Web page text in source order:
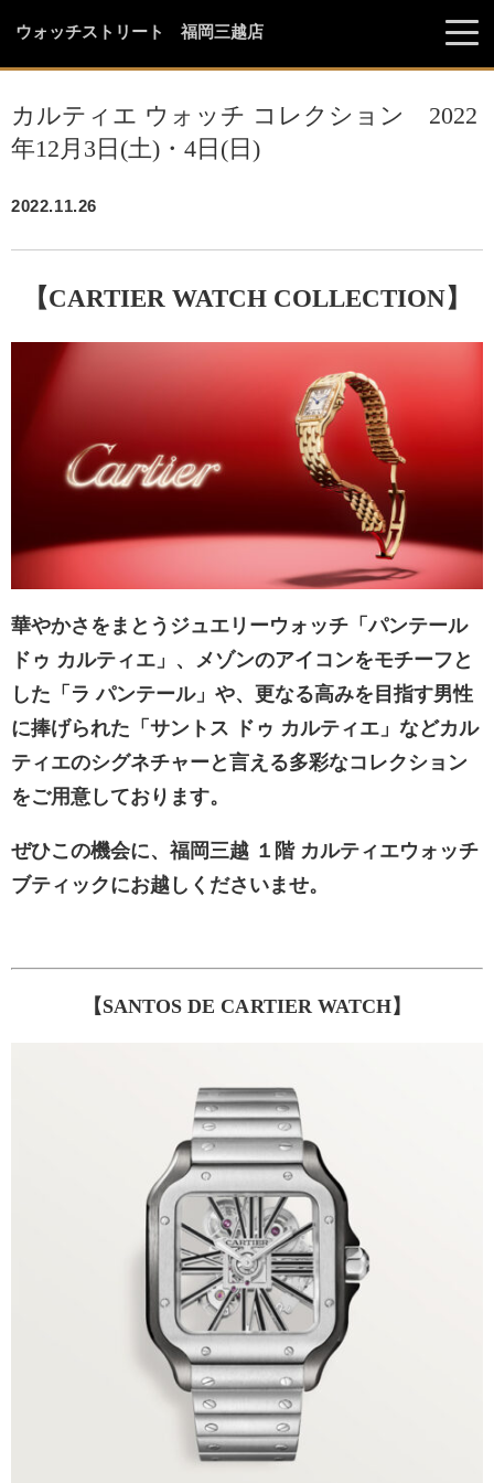
ウォッチストリート 福岡三越店
カルティエ ウォッチ コレクション 2022
年12月3日(土)・4日(日)
2022.11.26
【CARTIER WATCH COLLECTION】
華やかさをまとうジュエリーウォッチ「パンテール
ドゥ カルティエ」、メゾンのアイコンをモチーフと
した「ラ パンテール」や、更なる高みを目指す男性
に捧げられた「サントス ドゥ カルティエ」などカル
ティエのシグネチャーと言える多彩なコレクション
をご用意しております。
ぜひこの機会に、福岡三越 １階 カルティエウォッチ
ブティックにお越しくださいませ。
【SANTOS DE CARTIER WATCH】